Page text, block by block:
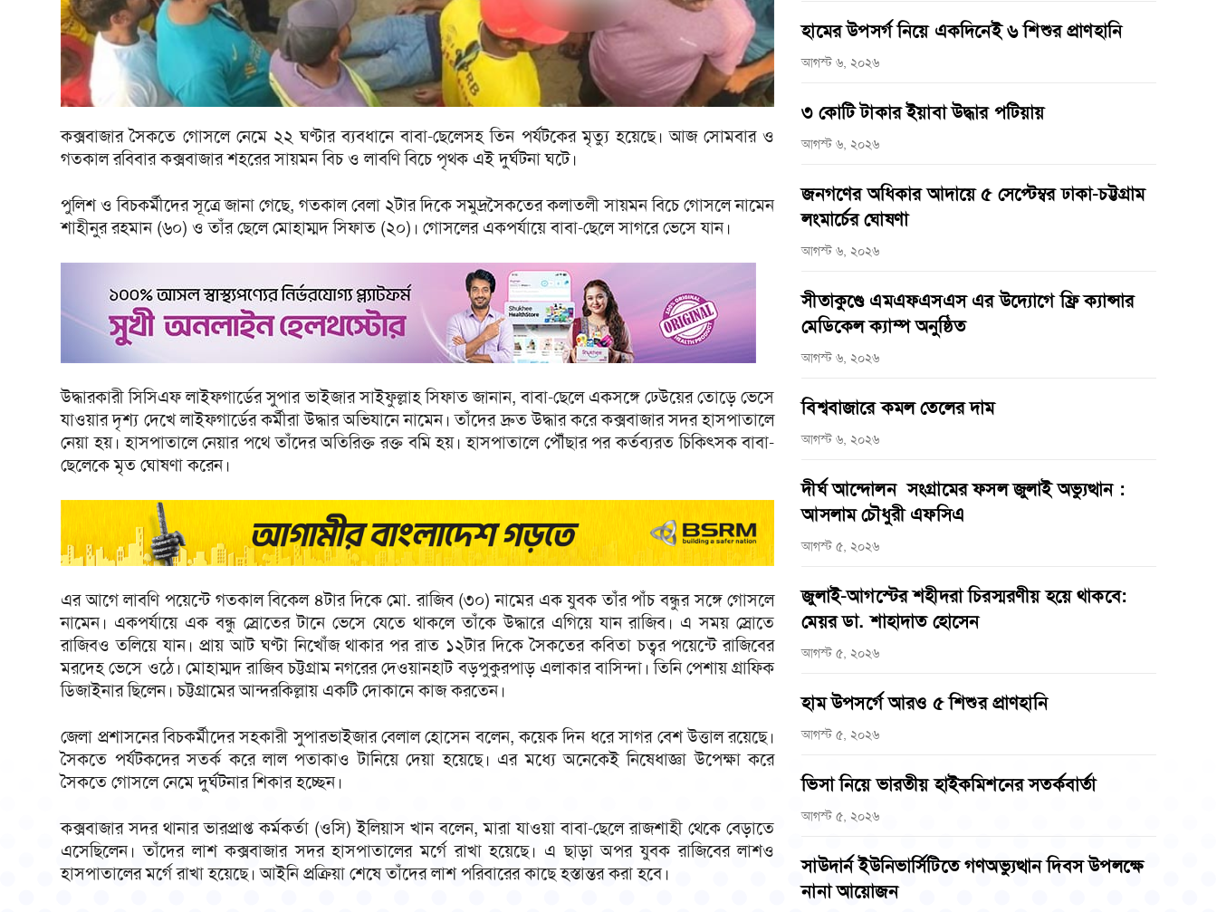
কক্সবাজার সৈকতে গোসলে নেমে ২২ ঘণ্টার ব্যবধানে বাবা-ছেলেসহ তিন পর্যটকের মৃত্যু হয়েছে। আজ সোমবার ও
গতকাল রবিবার কক্সবাজার শহরের সায়মন বিচ ও লাবণি বিচে পৃথক এই দুর্ঘটনা ঘটে।
পুলিশ ও বিচকর্মীদের সূত্রে জানা গেছে, গতকাল বেলা ২টার দিকে সমুদ্রসৈকতের কলাতলী সায়মন বিচে গোসলে নামেন
শাহীনুর রহমান (৬০) ও তাঁর ছেলে মোহাম্মদ সিফাত (২০)। গোসলের একপর্যায়ে বাবা-ছেলে সাগরে ভেসে যান।
উদ্ধারকারী সিসিএফ লাইফগার্ডের সুপার ভাইজার সাইফুল্লাহ সিফাত জানান, বাবা-ছেলে একসঙ্গে ঢেউয়ের তোড়ে ভেসে
যাওয়ার দৃশ্য দেখে লাইফগার্ডের কর্মীরা উদ্ধার অভিযানে নামেন। তাঁদের দ্রুত উদ্ধার করে কক্সবাজার সদর হাসপাতালে
নেয়া হয়। হাসপাতালে নেয়ার পথে তাঁদের অতিরিক্ত রক্ত বমি হয়। হাসপাতালে পৌঁছার পর কর্তব্যরত চিকিৎসক বাবা-
ছেলেকে মৃত ঘোষণা করেন।
এর আগে লাবণি পয়েন্টে গতকাল বিকেল ৪টার দিকে মো. রাজিব (৩০) নামের এক যুবক তাঁর পাঁচ বন্ধুর সঙ্গে গোসলে
নামেন। একপর্যায়ে এক বন্ধু স্রোতের টানে ভেসে যেতে থাকলে তাঁকে উদ্ধারে এগিয়ে যান রাজিব। এ সময় স্রোতে
রাজিবও তলিয়ে যান। প্রায় আট ঘণ্টা নিখোঁজ থাকার পর রাত ১২টার দিকে সৈকতের কবিতা চত্বর পয়েন্টে রাজিবের
মরদেহ ভেসে ওঠে। মোহাম্মদ রাজিব চট্টগ্রাম নগরের দেওয়ানহাট বড়পুকুরপাড় এলাকার বাসিন্দা। তিনি পেশায় গ্রাফিক
ডিজাইনার ছিলেন। চট্টগ্রামের আন্দরকিল্লায় একটি দোকানে কাজ করতেন।
জেলা প্রশাসনের বিচকর্মীদের সহকারী সুপারভাইজার বেলাল হোসেন বলেন, কয়েক দিন ধরে সাগর বেশ উত্তাল রয়েছে।
সৈকতে পর্যটকদের সতর্ক করে লাল পতাকাও টানিয়ে দেয়া হয়েছে। এর মধ্যে অনেকেই নিষেধাজ্ঞা উপেক্ষা করে
সৈকতে গোসলে নেমে দুর্ঘটনার শিকার হচ্ছেন।
কক্সবাজার সদর থানার ভারপ্রাপ্ত কর্মকর্তা (ওসি) ইলিয়াস খান বলেন, মারা যাওয়া বাবা-ছেলে রাজশাহী থেকে বেড়াতে
এসেছিলেন। তাঁদের লাশ কক্সবাজার সদর হাসপাতালের মর্গে রাখা হয়েছে। এ ছাড়া অপর যুবক রাজিবের লাশও
হাসপাতালের মর্গে রাখা হয়েছে। আইনি প্রক্রিয়া শেষে তাঁদের লাশ পরিবারের কাছে হস্তান্তর করা হবে।
হামের উপসর্গ নিয়ে একদিনেই ৬ শিশুর প্রাণহানি
আগস্ট ৬, ২০২৬
৩ কোটি টাকার ইয়াবা উদ্ধার পটিয়ায়
আগস্ট ৬, ২০২৬
জনগণের অধিকার আদায়ে ৫ সেপ্টেম্বর ঢাকা-চট্টগ্রাম
লংমার্চের ঘোষণা
আগস্ট ৬, ২০২৬
সীতাকুণ্ডে এমএফএসএস এর উদ্যোগে ফ্রি ক্যান্সার
মেডিকেল ক্যাম্প অনুষ্ঠিত
আগস্ট ৬, ২০২৬
বিশ্ববাজারে কমল তেলের দাম
আগস্ট ৬, ২০২৬
দীর্ঘ আন্দোলন সংগ্রামের ফসল জুলাই অভ্যুত্থান :
আসলাম চৌধুরী এফসিএ
আগস্ট ৫, ২০২৬
জুলাই-আগস্টের শহীদরা চিরস্মরণীয় হয়ে থাকবে:
মেয়র ডা. শাহাদাত হোসেন
আগস্ট ৫, ২০২৬
হাম উপসর্গে আরও ৫ শিশুর প্রাণহানি
আগস্ট ৫, ২০২৬
ভিসা নিয়ে ভারতীয় হাইকমিশনের সতর্কবার্তা
আগস্ট ৫, ২০২৬
সাউদার্ন ইউনিভার্সিটিতে গণঅভ্যুত্থান দিবস উপলক্ষে
নানা আয়োজন